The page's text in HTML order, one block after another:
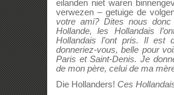
eilanden niet waren
verwezen – getuige de
votre ami? Dites nous
Hollande, les Hollandais
Hollandais l’ont pris. Il est
donneriez-vous, belle pour
Paris et Saint-Denis. Je
de mon père, celui de ma
Die Hollanders! Ces